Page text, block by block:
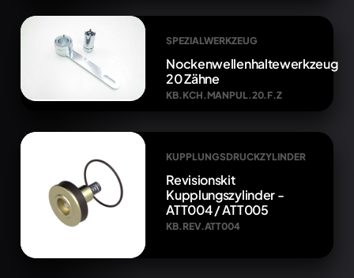
SPEZIALWERKZEUG
Nockenwellenhaltewerkzeug
20 Zähne
KB.KCH.MANPUL.20.F.Z
KUPPLUNGSDRUCKZYLINDER
Revisionskit
Kupplungszylinder -
ATT004 / ATT005
KB.REV.ATT004